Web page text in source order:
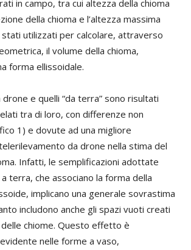
in campo, tra cui altezza della chioma
della chioma e l’altezza massima
stati utilizzati per calcolare, attraverso
il volume della chioma,
forma ellissoidale.
e quelli “da terra” sono risultati
tra di loro, con differenze non
1) e dovute ad una migliore
da drone nella stima del
Infatti, le semplificazioni adottate
terra, che associano la forma della
implicano una generale sovrastima
includono anche gli spazi vuoti creati
chiome. Questo effetto è
nelle forme a vaso,